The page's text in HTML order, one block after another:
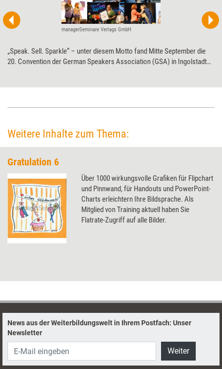
managerSeminare Verlags GmbH
„Speak. Sell. Sparkle“ – unter diesem Motto fand Mitte September die
20. Convention der German Speakers Association (GSA) in Ingolstadt
Weitere Inhalte zum Thema:
Gratulation 6
Über 1000 wirkungsvolle Grafiken für Flipchart
und Pinnwand, für Handouts und PowerPoint-
Charts erleichtern Ihre Bildsprache. Als
Mitglied von Training aktuell haben Sie
Flatrate-Zugriff auf alle Bilder.
News aus der Weiterbildungswelt in Ihrem Postfach: Unser
Newsletter
Weiter